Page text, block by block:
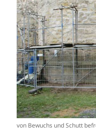
von Bewuchs und Schutt